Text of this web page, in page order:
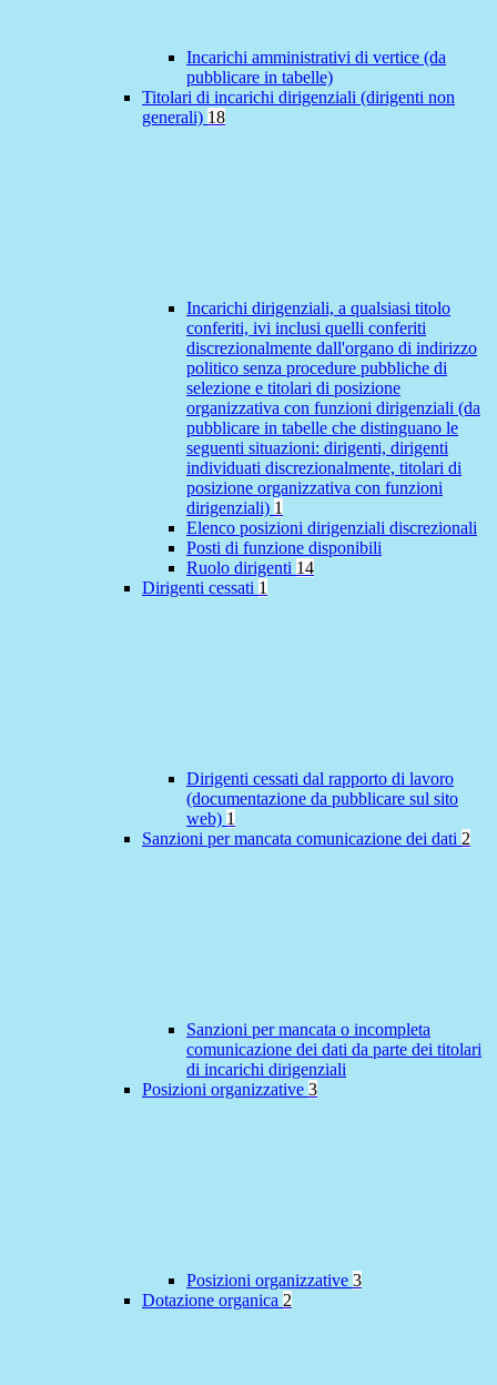
Incarichi amministrativi di vertice (da
pubblicare in tabelle)
Titolari di incarichi dirigenziali (dirigenti non
generali) 18
Incarichi dirigenziali, a qualsiasi titolo
conferiti, ivi inclusi quelli conferiti
discrezionalmente dall'organo di indirizzo
politico senza procedure pubbliche di
selezione e titolari di posizione
organizzativa con funzioni dirigenziali (da
pubblicare in tabelle che distinguano le
seguenti situazioni: dirigenti, dirigenti
individuati discrezionalmente, titolari di
posizione organizzativa con funzioni
dirigenziali) 1
Elenco posizioni dirigenziali discrezionali
Posti di funzione disponibili
Ruolo dirigenti 14
Dirigenti cessati 1
Dirigenti cessati dal rapporto di lavoro
(documentazione da pubblicare sul sito
web) 1
Sanzioni per mancata comunicazione dei dati 2
Sanzioni per mancata o incompleta
comunicazione dei dati da parte dei titolari
di incarichi dirigenziali
Posizioni organizzative 3
Posizioni organizzative 3
Dotazione organica 2